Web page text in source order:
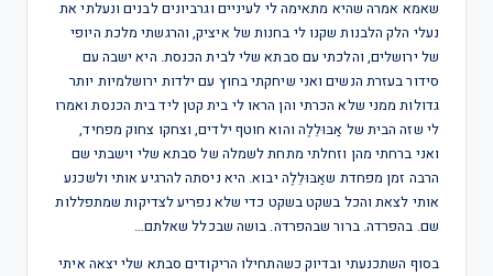
שאמא אמרה שהיא מתאימה לי לעיניים וגרביונים לבנים ונעלתי את
נעלי הלק הלבנות שקנו לי בחנות של איציק, והרגשתי מלכת היופי
של ירושלים, והלכתי עם סבתא שלי לבית הכנסת. היא ישבה עם
סידור בעזרת הנשים ואני שיחקתי בחוץ עם ילדות ירושלמיות יותר
גדולות ממני שלא הכרתי והן הראו לי בית קטן ליד בית הכנסת ואמרו
לי שזה הבית של אַבּוּלֵלֶה והוא חוטף ילדים, וצחקו צחוק מפחיד,
ואני ברחתי מהן וזחלתי מתחת לשמלה של סבתא שלי וישבתי שם
הרבה זמן מפחדת שאַבּוּלֵלֶה יבוא. היא ניסתה להרגיע אותי ולשכנע
אותי לצאת והכל בשקט בשקט כדי שלא נפריע לצדיקות שמתפללות
שם. בהפרדה. ברור שבהפרדה. בושה שבכלל שאלתם…
בסוף השתכנעתי ובדיוק כשהתחילו הריקודים סבתא שלי יצאה איתי